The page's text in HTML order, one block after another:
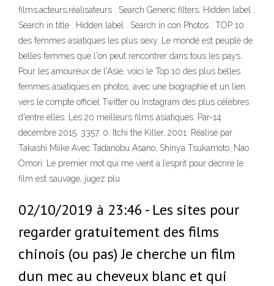
films,acteurs,réalisateurs . Search Generic filters. Hidden label .
Search in title . Hidden label . Search in con Photos : TOP 10
des femmes asiatiques les plus sexy. Le monde est peuplé de
belles femmes que l'on peut rencontrer dans tous les pays.
Pour les amoureux de l'Asie, voici le Top 10 des plus belles
femmes asiatiques en photos, avec une biographie et un lien
vers le compte officiel Twitter ou Instagram des plus célèbres
d'entre elles. Les 20 meilleurs films asiatiques. Par-14
décembre 2015. 3357. 0. Itchi the Killer, 2001. Réalisé par
Takashi Miike Avec Tadanobu Asano, Shinya Tsukamoto, Nao
Omori. Le premier mot qui me vient à l’esprit pour décrire le
film est sauvage, jugez plu
02/10/2019 à 23:46 - Les sites pour
regarder gratuitement des films
chinois (ou pas) Je cherche un film
dun mec au cheveux blanc et qui